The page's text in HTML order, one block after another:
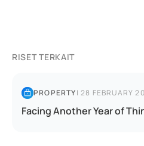
RISET TERKAIT
PROPERTY|28 FEBRUARY
Facing Another Year of